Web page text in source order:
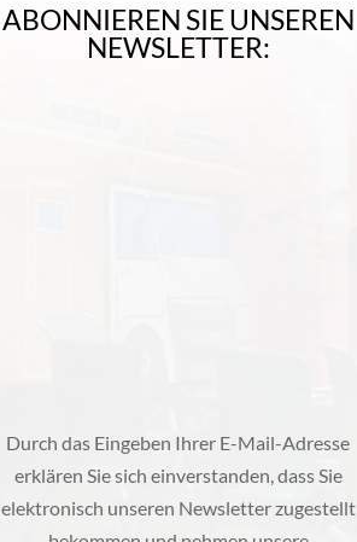
ABONNIEREN SIE UNSEREN
NEWSLETTER:
Durch das Eingeben Ihrer E-Mail-Adresse
erklären Sie sich einverstanden, dass Sie
elektronisch unseren Newsletter zugestellt